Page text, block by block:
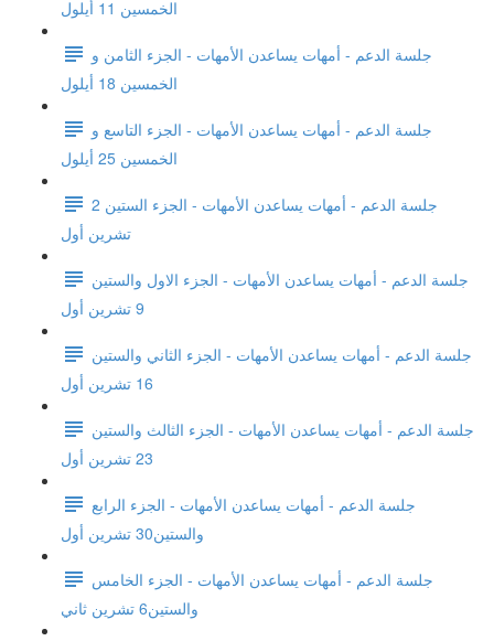
الخمسين 11 أيلول
جلسة الدعم - أمهات يساعدن الأمهات - الجزء الثامن و
الخمسين 18 أيلول
جلسة الدعم - أمهات يساعدن الأمهات - الجزء التاسع و
الخمسين 25 أيلول
جلسة الدعم - أمهات يساعدن الأمهات - الجزء الستين 2
تشرين أول
جلسة الدعم - أمهات يساعدن الأمهات - الجزء الاول والستين
9 تشرين أول
جلسة الدعم - أمهات يساعدن الأمهات - الجزء الثاني والستين
16 تشرين أول
جلسة الدعم - أمهات يساعدن الأمهات - الجزء الثالث والستين
23 تشرين أول
جلسة الدعم - أمهات يساعدن الأمهات - الجزء الرابع
والستين30 تشرين أول
جلسة الدعم - أمهات يساعدن الأمهات - الجزء الخامس
والستين6 تشرين ثاني